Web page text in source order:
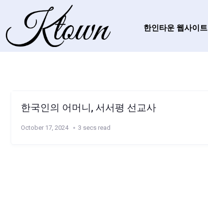
한인타운 웹사이트
한국인의 어머니, 서서평 선교사
October 17, 2024 3 secs read